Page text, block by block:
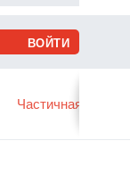
Частичная
ВОЙТИ